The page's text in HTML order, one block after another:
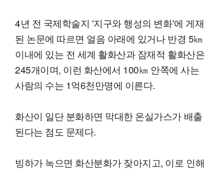
4년 전 국제학술지 '지구와 행성의 변화'에 게재
된 논문에 따르면 얼음 아래에 있거나 반경 5㎞
이내에 있는 전 세계 활화산과 잠재적 활화산은
245개이며, 이런 화산에서 100㎞ 안쪽에 사는
사람의 수는 1억6천만명에 이른다.
화산이 일단 분화하면 막대한 온실가스가 배출
된다는 점도 문제다.
빙하가 녹으면 화산분화가 잦아지고, 이로 인해